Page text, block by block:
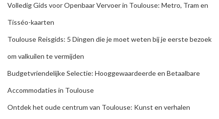
Volledig Gids voor Openbaar Vervoer in Toulouse: Metro, Tram en
Tisséo-kaarten
Toulouse Reisgids: 5 Dingen die je moet weten bij je eerste bezoek
om valkuilen te vermijden
Budgetvriendelijke Selectie: Hooggewaardeerde en Betaalbare
Accommodaties in Toulouse
Ontdek het oude centrum van Toulouse: Kunst en verhalen